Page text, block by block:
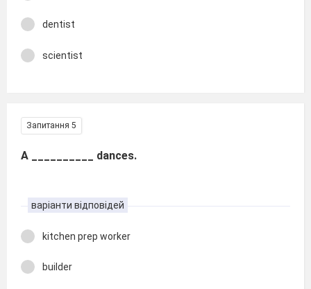
dentist
scientist
Запитання 5
A __________ dances.
варіанти відповідей
kitchen prep worker
builder